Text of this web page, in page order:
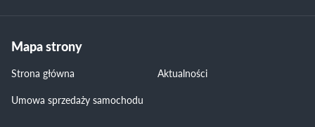
Mapa strony
Strona główna
Aktualności
Umowa sprzedaży samochodu